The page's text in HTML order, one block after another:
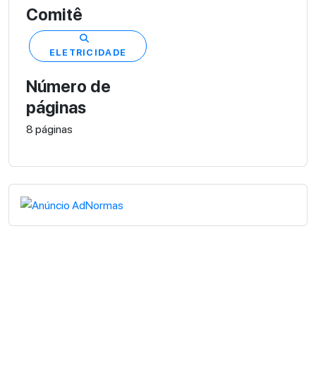
Comitê
ELETRICIDADE
Número de
páginas
8 páginas